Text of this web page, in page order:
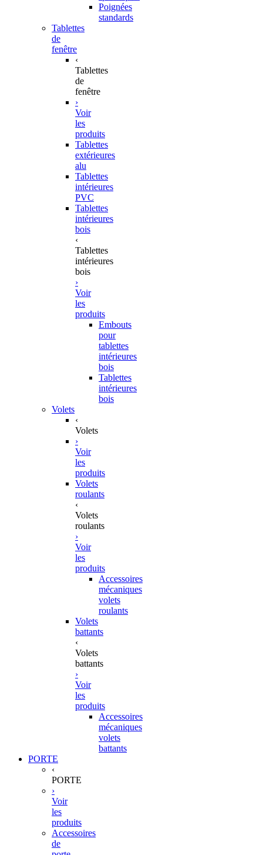
Poignées
standards
Tablettes
de
fenêtre
‹
Tablettes
de
fenêtre
›
Voir
les
produits
Tablettes
extérieures
alu
Tablettes
intérieures
PVC
Tablettes
intérieures
bois
‹
Tablettes
intérieures
bois
›
Voir
les
produits
Embouts
pour
tablettes
intérieures
bois
Tablettes
intérieures
bois
Volets
‹
Volets
›
Voir
les
produits
Volets
roulants
‹
Volets
roulants
›
Voir
les
produits
Accessoires
mécaniques
volets
roulants
Volets
battants
‹
Volets
battants
›
Voir
les
produits
Accessoires
mécaniques
volets
battants
PORTE
‹
PORTE
›
Voir
les
produits
Accessoires
de